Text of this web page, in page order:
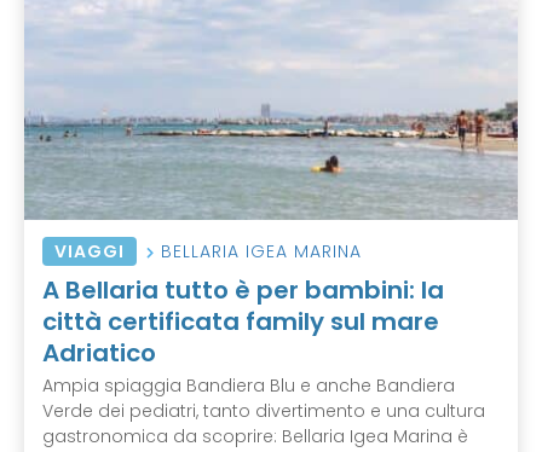
VIAGGI BELLARIA IGEA MARINA
A Bellaria tutto è per bambini: la
città certificata family sul mare
Adriatico
Ampia spiaggia Bandiera Blu e anche Bandiera
Verde dei pediatri, tanto divertimento e una cultura
gastronomica da scoprire: Bellaria Igea Marina è